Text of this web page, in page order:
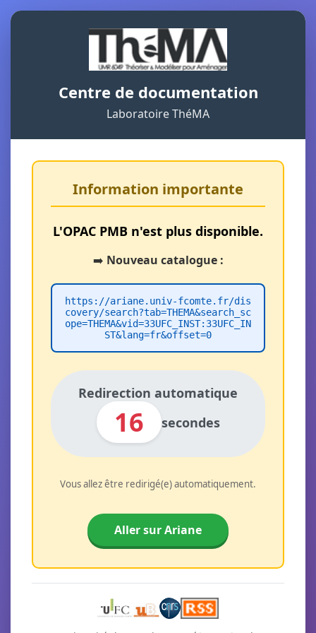
Centre de documentation
Laboratoire ThéMA
Information importante
L'OPAC PMB n'est plus disponible.
➡️ Nouveau catalogue :
https://ariane.univ-fcomte.fr/dis
covery/search?tab=THEMA&search_sc
ope=THEMA&vid=33UFC_INST:33UFC_IN
ST&lang=fr&offset=0
Redirection automatique
16 secondes
Vous allez être redirigé(e) automatiquement.
Aller sur Ariane